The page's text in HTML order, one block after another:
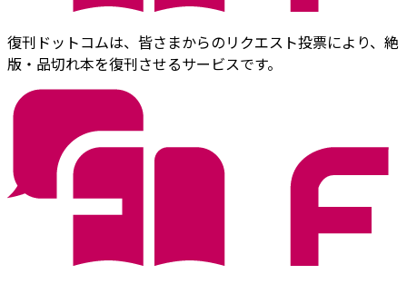
復刊ドットコムは、皆さまからのリクエスト投票により、絶
版・品切れ本を復刊させるサービスです。